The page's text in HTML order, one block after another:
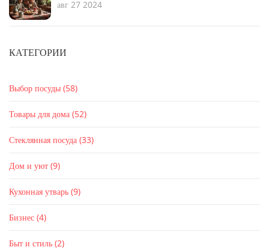
авг 27 2024
КАТЕГОРИИ
Выбор посуды (58)
Товары для дома (52)
Стеклянная посуда (33)
Дом и уют (9)
Кухонная утварь (9)
Бизнес (4)
Быт и стиль (2)